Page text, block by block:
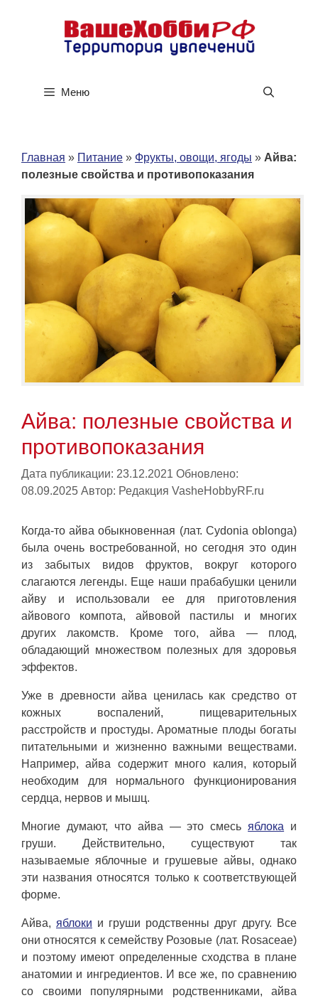
содержимому
Меню
Главная » Питание » Фрукты, овощи, ягоды » Айва:
полезные свойства и противопоказания
Айва: полезные свойства и
противопоказания
Дата публикации: 23.12.2021 Обновлено:
08.09.2025 Автор: Редакция VasheHobbyRF.ru
Когда-то айва обыкновенная (лат. Cydonia oblonga)
была очень востребованной, но сегодня это один
из забытых видов фруктов, вокруг которого
слагаются легенды. Еще наши прабабушки ценили
айву и использовали ее для приготовления
айвового компота, айвовой пастилы и многих
других лакомств. Кроме того, айва — плод,
обладающий множеством полезных для здоровья
эффектов.
Уже в древности айва ценилась как средство от
кожных воспалений, пищеварительных
расстройств и простуды. Ароматные плоды богаты
питательными и жизненно важными веществами.
Например, айва содержит много калия, который
необходим для нормального функционирования
сердца, нервов и мышц.
Многие думают, что айва — это смесь яблока и
груши. Действительно, существуют так
называемые яблочные и грушевые айвы, однако
эти названия относятся только к соответствующей
форме.
Айва, яблоки и груши родственны друг другу. Все
они относятся к семейству Розовые (лат. Rosaceae)
и поэтому имеют определенные сходства в плане
анатомии и ингредиентов. И все же, по сравнению
со своими популярными родственниками, айва